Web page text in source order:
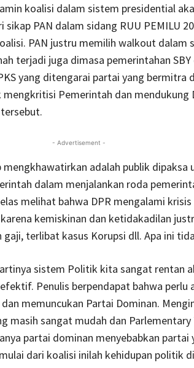
koalisi dalam sistem presidential
PAN dalam sidang RUU PEMILU
PAN justru memilih walkout dalam
terjadi juga dimasa pemerintahan
yang ditengarai partai yang bermitra
Pemerintah dan mendukung
- Advertisement -
mengkhawatirkan adalah publik dipaksa
dalam menjalankan roda
melihat bahwa DPR mengalami
kemiskinan dan ketidakadilan
terlibat kasus Korupsi dll. Apa ini
sistem Politik kita sangat rentan
Penulis berpendapat bahwa perlu
memuncukan Partai Dominan.
masih sangat mudah dan Parlementary
partai dominan menyebabkan partai
dari koalisi inilah kehidupan politik